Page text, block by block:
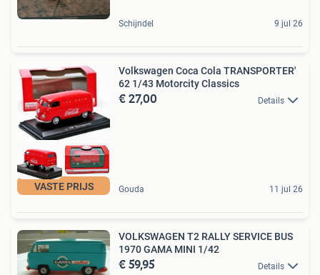
Schijndel 9 jul 26
VASTE PRIJS
Volkswagen Coca Cola TRANSPORTER'
62 1/43 Motorcity Classics
€ 27,00 Details
Gouda 11 jul 26
VOLKSWAGEN T2 RALLY SERVICE BUS
1970 GAMA MINI 1/42
€ 59,95 Details